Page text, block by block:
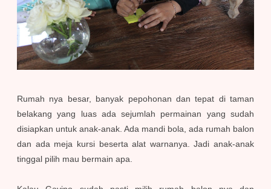
Rumah nya besar, banyak pepohonan dan tepat di taman
belakang yang luas ada sejumlah permainan yang sudah
disiapkan untuk anak-anak. Ada mandi bola, ada rumah balon
dan ada meja kursi beserta alat warnanya. Jadi anak-anak
tinggal pilih mau bermain apa.